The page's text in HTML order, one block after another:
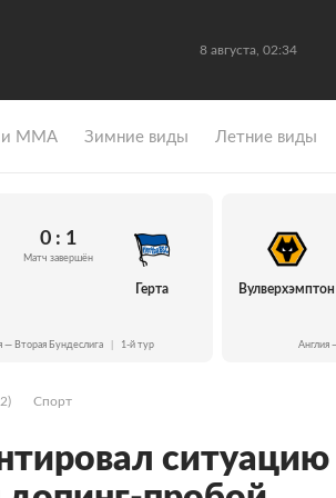
8 августа, 02:34
и ММА Зимние виды Летние виды
0 : 1
Матч завершён
Герта
— Вторая Бундеслига 1-й тур
Вулверхэмптон
Англия
Спорт
ситуацию